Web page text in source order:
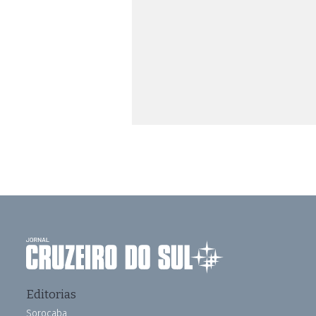
Editorias
Sorocaba